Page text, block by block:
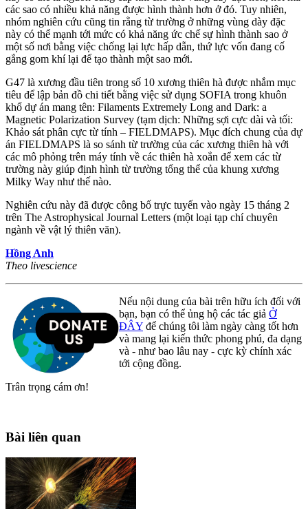
các sao có nhiều khả năng được hình thành hơn ở đó. Tuy nhiên,
nhóm nghiên cứu cũng tin rằng từ trường ở những vùng dày đặc
này có thể mạnh tới mức có khả năng ức chế sự hình thành sao ở
một số nơi bằng việc chống lại lực hấp dẫn, thứ lực vốn đang cố
gắng gom khí lại để tạo thành một sao mới.
G47 là xương đầu tiên trong số 10 xương thiên hà được nhắm mục
tiêu để lập bản đồ chi tiết bằng việc sử dụng SOFIA trong khuôn
khổ dự án mang tên: Filaments Extremely Long and Dark: a
Magnetic Polarization Survey (tạm dịch: Những sợi cực dài và tối:
Khảo sát phân cực từ tính – FIELDMAPS). Mục đích chung của dự
án FIELDMAPS là so sánh từ trường của các xương thiên hà với
các mô phỏng trên máy tính về các thiên hà xoắn để xem các từ
trường này giúp định hình từ trường tổng thể của khung xương
Milky Way như thế nào.
Nghiên cứu này đã được công bố trực tuyến vào ngày 15 tháng 2
trên The Astrophysical Journal Letters (một loại tạp chí chuyên
ngành về vật lý thiên văn).
Hồng Anh
Theo livescience
Nếu nội dung của bài trên hữu ích đối với
bạn, bạn có thể ủng hộ các tác giả Ở
ĐÂY để chúng tôi làm ngày càng tốt hơn
và mang lại kiến thức phong phú, đa dạng
và - như bao lâu nay - cực kỳ chính xác
tới cộng đồng.
Trân trọng cám ơn!
Bài liên quan